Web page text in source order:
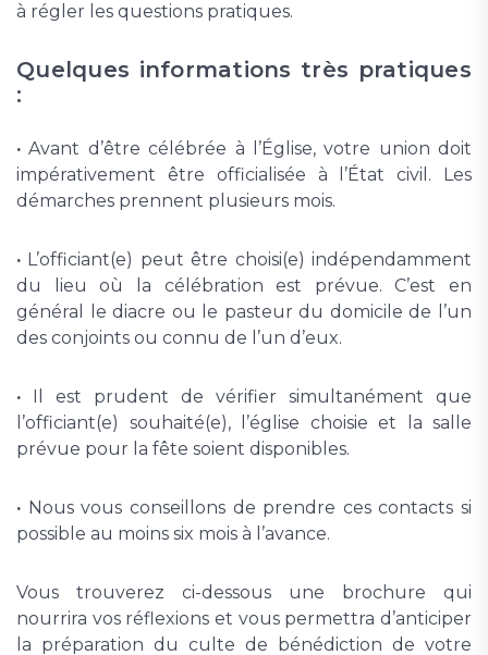
à régler les questions pratiques.
Quelques informations très pratiques
:
· Avant d’être célébrée à l’Église, votre union doit
impérativement être officialisée à l’État civil. Les
démarches prennent plusieurs mois.
· L’officiant(e) peut être choisi(e) indépendamment
du lieu où la célébration est prévue. C’est en
général le diacre ou le pasteur du domicile de l’un
des conjoints ou connu de l’un d’eux.
· Il est prudent de vérifier simultanément que
l’officiant(e) souhaité(e), l’église choisie et la salle
prévue pour la fête soient disponibles.
· Nous vous conseillons de prendre ces contacts si
possible au moins six mois à l’avance.
Vous trouverez ci-dessous une brochure qui
nourrira vos réflexions et vous permettra d’anticiper
la préparation du culte de bénédiction de votre